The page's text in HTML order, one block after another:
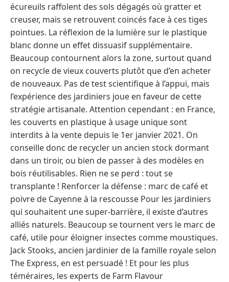
écureuils raffolent des sols dégagés où gratter et
creuser, mais se retrouvent coincés face à ces tiges
pointues. La réflexion de la lumière sur le plastique
blanc donne un effet dissuasif supplémentaire.
Beaucoup contournent alors la zone, surtout quand
on recycle de vieux couverts plutôt que d’en acheter
de nouveaux. Pas de test scientifique à l’appui, mais
l’expérience des jardiniers joue en faveur de cette
stratégie artisanale. Attention cependant : en France,
les couverts en plastique à usage unique sont
interdits à la vente depuis le 1er janvier 2021. On
conseille donc de recycler un ancien stock dormant
dans un tiroir, ou bien de passer à des modèles en
bois réutilisables. Rien ne se perd : tout se
transplante ! Renforcer la défense : marc de café et
poivre de Cayenne à la rescousse Pour les jardiniers
qui souhaitent une super-barrière, il existe d’autres
alliés naturels. Beaucoup se tournent vers le marc de
café, utile pour éloigner insectes comme moustiques.
Jack Stooks, ancien jardinier de la famille royale selon
The Express, en est persuadé ! Et pour les plus
téméraires, les experts de Farm Flavour